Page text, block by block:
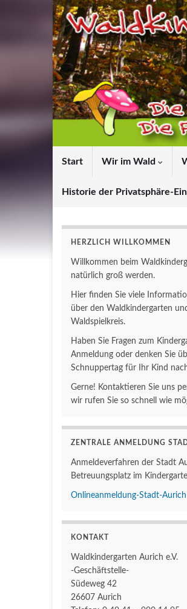
Start Wir im Wald
Historie der Privatsphäre-
HERZLICH WILLKOMMEN
Willkommen beim
natürlich groß werden.
Hier finden Sie viele
über den Waldkindergarten
Waldspielkreis.
Haben Sie Fragen zum
Anmeldung oder denken Sie
Schnuppertag für Ihr Kind
Gerne! Kontaktieren Sie uns
wir rufen Sie so schnell wie
ZENTRALE ANMELDUNG
Anmeldeverfahren der Stadt
Betreuungsplatz im
Onlineanmeldung-Stadt-Aurich
KONTAKT
Waldkindergarten Aurich e.V.
-Geschäftstelle-
Südeweg 42
26607 Aurich